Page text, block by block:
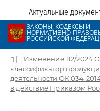
Актуальные
ЗАКОНЫ, КОДЕКСЫ И
НОРМАТИВНО-
РОССИЙСКОЙ
| "Изменение 112/2024
классификатор
деятельности ОК 034-
в действие Приказом